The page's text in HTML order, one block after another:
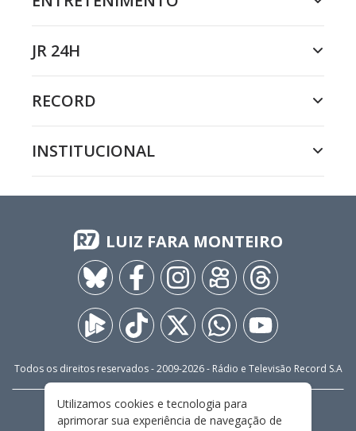
JR 24H
RECORD
INSTITUCIONAL
LUIZ FARA MONTEIRO
Todos os direitos reservados - 2009-2026- Rádio e Televisão Record S.A
FALE CONOSCO
PRIVACIDADE
Utilizamos cookies e tecnologia para
aprimorar sua experiência de navegação de